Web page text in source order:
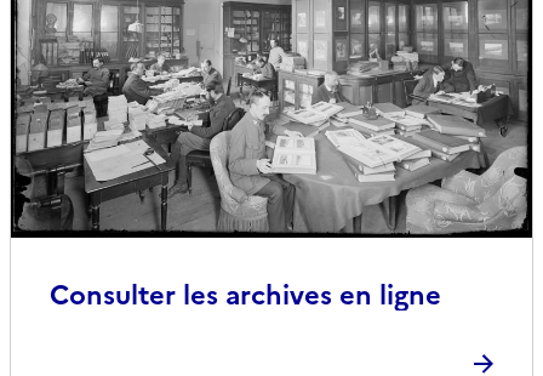
Consulter les archives en ligne